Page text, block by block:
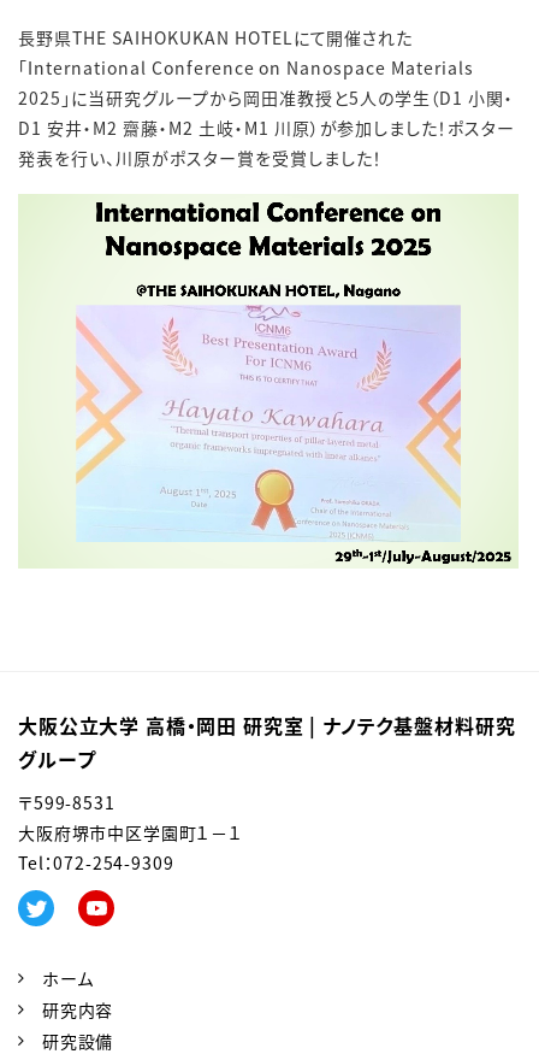
長野県THE SAIHOKUKAN HOTELにて開催された
「International Conference on Nanospace Materials
2025」に当研究グループから岡田准教授と5人の学生（D1 小関・
D1 安井・M2 齋藤・M2 土岐・M1 川原）が参加しました！ポスター
発表を行い、川原がポスター賞を受賞しました！
大阪公立大学 高橋・岡田 研究室 | ナノテク基盤材料研究
グループ
〒599-8531
大阪府堺市中区学園町１－１
Tel：072-254-9309
ホーム
研究内容
研究設備